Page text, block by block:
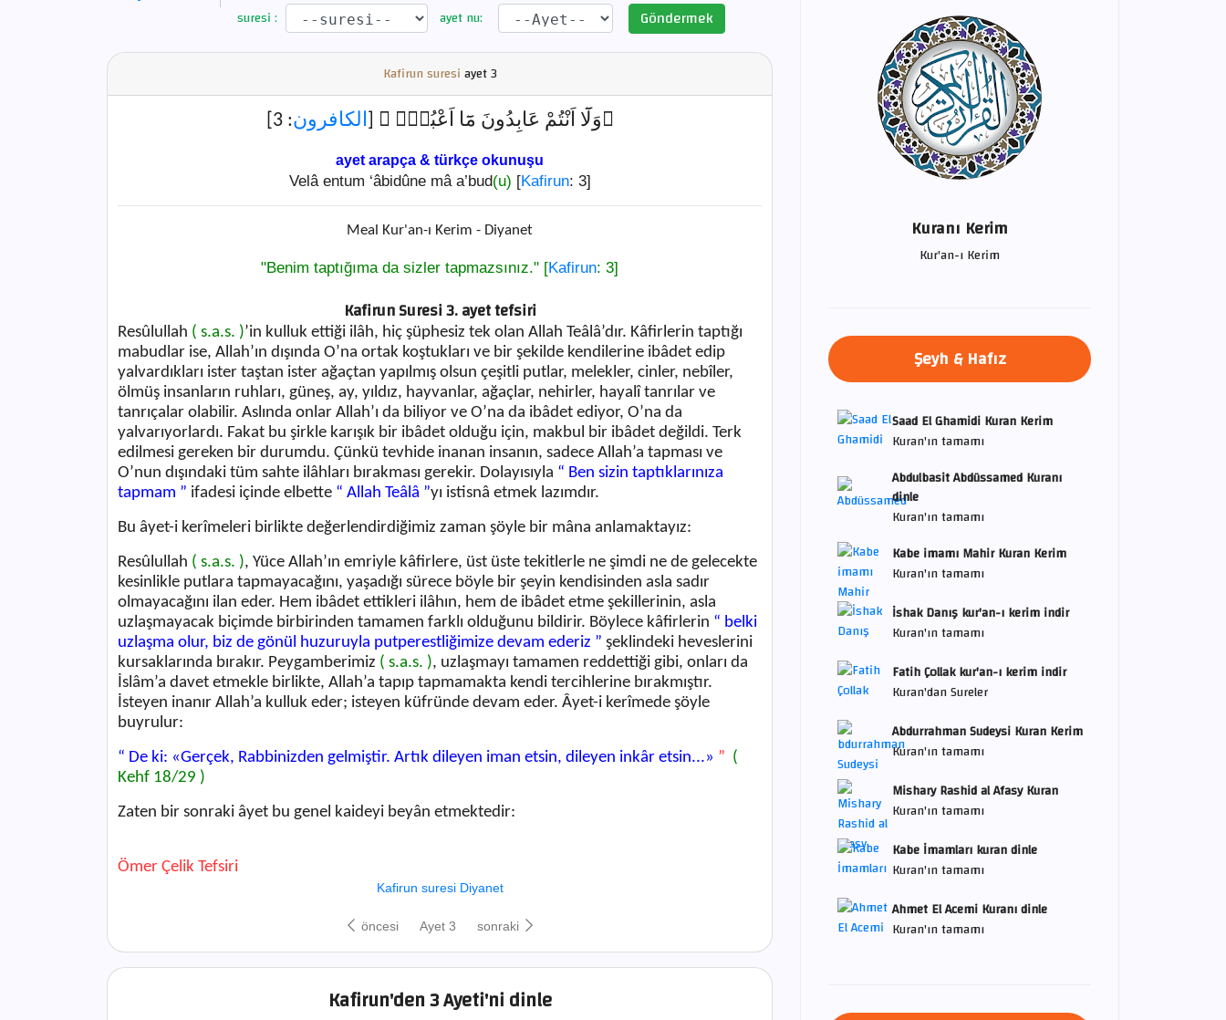
suresi :
ayet nu: Göndermek
Kafirun suresiayet3
﴿وَلَٓا اَنْتُمْ عَابِدُونَ مَٓا اَعْبُدُۚ ﴾ [ الكافرون: 3]
ayet arapça & türkçe okunuşu
Velâ entum ‘âbidûne mâ a’bud(u) [Kafirun: 3]
Meal Kur'an-ı Kerim - Diyanet
"Benim taptığıma da sizler tapmazsınız." [Kafirun: 3]
Kafirun Suresi 3. ayet tefsiri
Resûlullah ( s.a.s. )’in kulluk ettiği ilâh, hiç şüphesiz tek olan Allah Teâlâ’dır. Kâfirlerin taptığı
mabudlar ise, Allah’ın dışında O’na ortak koştukları ve bir şekilde kendilerine ibâdet edip
yalvardıkları ister taştan ister ağaçtan yapılmış olsun çeşitli putlar, melekler, cinler, nebîler,
ölmüş insanların ruhları, güneş, ay, yıldız, hayvanlar, ağaçlar, nehirler, hayalî tanrılar ve
tanrıçalar olabilir. Aslında onlar Allah’ı da biliyor ve O’na da ibâdet ediyor, O’na da
yalvarıyorlardı. Fakat bu şirkle karışık bir ibâdet olduğu için, makbul bir ibâdet değildi. Terk
edilmesi gereken bir durumdu. Çünkü tevhide inanan insanın, sadece Allah’a tapması ve
O’nun dışındaki tüm sahte ilâhları bırakması gerekir. Dolayısıyla “ Ben sizin taptıklarınıza
tapmam ” ifadesi içinde elbette “ Allah Teâlâ ”yı istisnâ etmek lazımdır.
Bu âyet-i kerîmeleri birlikte değerlendirdiğimiz zaman şöyle bir mâna anlamaktayız:
Resûlullah ( s.a.s. ), Yüce Allah’ın emriyle kâfirlere, üst üste tekitlerle ne şimdi ne de gelecekte
kesinlikle putlara tapmayacağını, yaşadığı sürece böyle bir şeyin kendisinden asla sadır
olmayacağını ilan eder. Hem ibâdet ettikleri ilâhın, hem de ibâdet etme şekillerinin, asla
uzlaşmayacak biçimde birbirinden tamamen farklı olduğunu bildirir. Böylece kâfirlerin “ belki
uzlaşma olur, biz de gönül huzuruyla putperestliğimize devam ederiz ” şeklindeki heveslerini
kursaklarında bırakır. Peygamberimiz ( s.a.s. ), uzlaşmayı tamamen reddettiği gibi, onları da
İslâm’a davet etmekle birlikte, Allah’a tapıp tapmamakta kendi tercihlerine bırakmıştır.
İsteyen inanır Allah’a kulluk eder; isteyen küfründe devam eder. Âyet-i kerîmede şöyle
buyrulur:
“ De ki: «Gerçek, Rabbinizden gelmiştir. Artık dileyen iman etsin, dileyen inkâr etsin...» ” (
Kehf 18/29 )
Zaten bir sonraki âyet bu genel kaideyi beyân etmektedir:
Ömer Çelik Tefsiri
Kafirun suresi Diyanet
öncesi Ayet 3 sonraki
Kafirun'den 3 Ayeti'ni dinle
Kuranı Kerim
Kur'an-ı Kerim
Şeyh & Hafız
Saad El Ghamidi Kuran Kerim
Kuran'ın tamamı
Abdulbasit Abdüssamed Kuranı
dinle
Kuran'ın tamamı
Kabe imamı Mahir Kuran Kerim
Kuran'ın tamamı
İshak Danış kur'an-ı kerim indir
Kuran'ın tamamı
Fatih Çollak kur'an-ı kerim indir
Kuran'dan Sureler
Abdurrahman Sudeysi Kuran Kerim
Kuran'ın tamamı
Mishary Rashid al Afasy Kuran
Kuran'ın tamamı
Kabe İmamları kuran dinle
Kuran'ın tamamı
Ahmet El Acemi Kuranı dinle
Kuran'ın tamamı